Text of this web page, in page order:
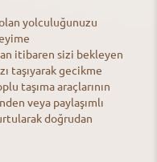
yolculuğunuzu
itibaren sizi bekleyen
taşıyarak gecikme
taşıma araçlarının
veya paylaşımlı
doğrudan